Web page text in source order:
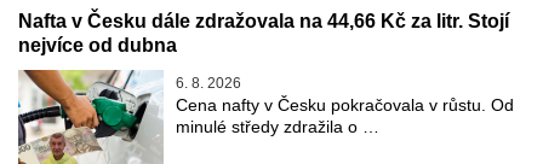
Nafta v Česku dále zdražovala na 44,66 Kč za litr. Stojí
nejvíce od dubna
6. 8. 2026
Cena nafty v Česku pokračovala v růstu. Od
minulé středy zdražila o …